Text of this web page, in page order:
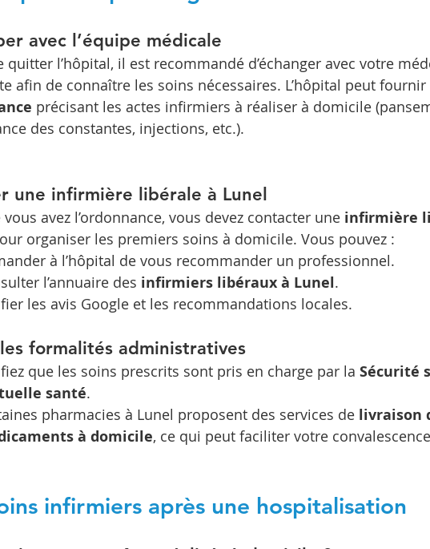
avec l’équipe médicale
quitter l’hôpital, il est recommandé d’échanger avec votre
afin de connaître les soins nécessaires. L’hôpital peut fournir
précisant les actes infirmiers à réaliser à domicile
des constantes, injections, etc.).
une infirmière libérale à Lunel
vous avez l’ordonnance, vous devez contacter une infirmière
organiser les premiers soins à domicile. Vous pouvez :
à l’hôpital de vous recommander un professionnel.
l’annuaire des infirmiers libéraux à Lunel.
les avis Google et les recommandations locales.
formalités administratives
que les soins prescrits sont pris en charge par la Sécurité
santé.
pharmacies à Lunel proposent des services de livraison
à domicile, ce qui peut faciliter votre
infirmiers après une hospitalisation